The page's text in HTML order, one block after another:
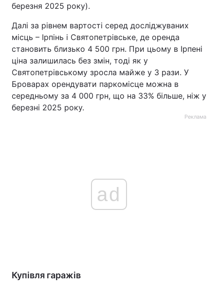
березня 2025 року).
Далі за рівнем вартості серед досліджуваних
місць – Ірпінь і Святопетрівське, де оренда
становить близько 4 500 грн. При цьому в Ірпені
ціна залишилась без змін, тоді як у
Святопетрівському зросла майже у 3 рази. У
Броварах орендувати паркомісце можна в
середньому за 4 000 грн, що на 33% більше, ніж у
березні 2025 року.
Реклама
ad
Купівля гаражів